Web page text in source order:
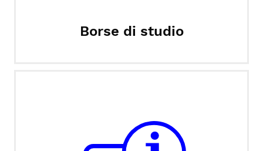
Borse di studio